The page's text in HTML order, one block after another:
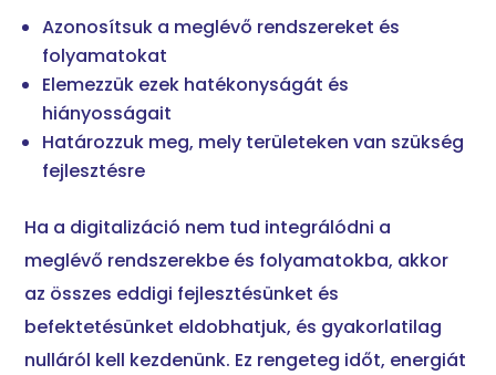
Azonosítsuk a meglévő rendszereket és
folyamatokat
Elemezzük ezek hatékonyságát és
hiányosságait
Határozzuk meg, mely területeken van szükség
fejlesztésre
Ha a digitalizáció nem tud integrálódni a
meglévő rendszerekbe és folyamatokba, akkor
az összes eddigi fejlesztésünket és
befektetésünket eldobhatjuk, és gyakorlatilag
nulláról kell kezdenünk. Ez rengeteg időt, energiát